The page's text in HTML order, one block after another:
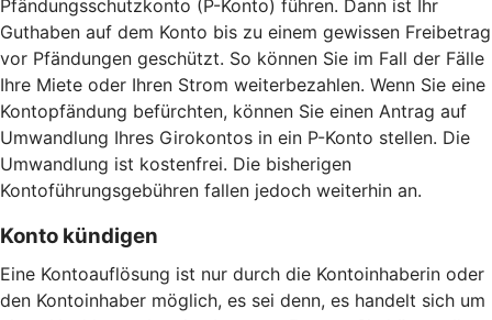
Pfändungsschutzkonto (P-Konto) führen. Dann ist Ihr
Guthaben auf dem Konto bis zu einem gewissen Freibetrag
vor Pfändungen geschützt. So können Sie im Fall der Fälle
Ihre Miete oder Ihren Strom weiterbezahlen. Wenn Sie eine
Kontopfändung befürchten, können Sie einen Antrag auf
Umwandlung Ihres Girokontos in ein P-Konto stellen. Die
Umwandlung ist kostenfrei. Die bisherigen
Kontoführungsgebühren fallen jedoch weiterhin an.
Konto kündigen
Eine Kontoauflösung ist nur durch die Kontoinhaberin oder
den Kontoinhaber möglich, es sei denn, es handelt sich um